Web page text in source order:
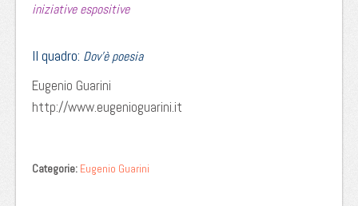
iniziative espositive
Il quadro: Dov’è poesia
Eugenio Guarini
http://www.eugenioguarini.it
Categorie: Eugenio Guarini